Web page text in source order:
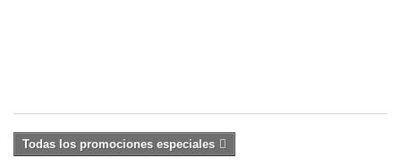
Todas los promociones especiales